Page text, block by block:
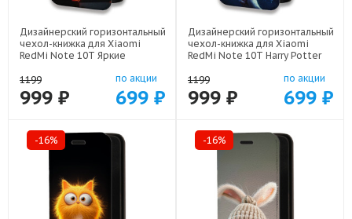
Дизайнерский горизонтальный
чехол-книжка для Xiaomi
RedMi Note 10T Яркие
1199
999 ₽
по акции
699 ₽
Дизайнерский горизонтальный
чехол-книжка для Xiaomi
RedMi Note 10T Harry Potter
1199
999 ₽
по акции
699 ₽
-16% -16%